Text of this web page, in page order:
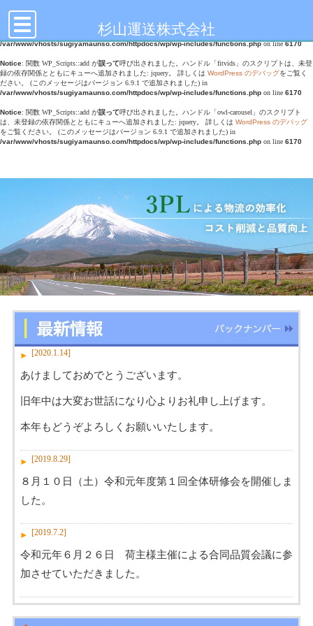
Notice: 関数 WP_Scripts::add が
未登録の依存関係とともにキューへ追加されました: jquery。 詳しくは
覧ください。 (このメッセージはバージョン 6.9.1 で追加されました) in
/var/www/vhosts/sugiyamaunso.com/httpdocs/wp/wp-includes/functions.phpon line6170
Notice: 関数 WP_Scripts::add が誤って呼び出されました。ハンドル「fitvids」のスクリプトは、未登
録の依存関係とともにキューへ追加されました: jquery。 詳しくは WordPress のデバッグをご覧く
ださい。 (このメッセージはバージョン 6.9.1 で追加されました) in
/var/www/vhosts/sugiyamaunso.com/httpdocs/wp/wp-includes/functions.php on line 6170
Notice: 関数 WP_Scripts::add が誤って呼び出されました。ハンドル「owl-carousel」のスクリプト
は、未登録の依存関係とともにキューへ追加されました: jquery。 詳しくは WordPress のデバッグ
をご覧ください。 (このメッセージはバージョン 6.9.1 で追加されました) in
/var/www/vhosts/sugiyamaunso.com/httpdocs/wp/wp-includes/functions.php on line 6170
杉山運送株式会社
toggle
navigation
[2020.1.14]
あけましておめでとうございます。
旧年中は大変お世話になり心よりお礼申し上げます。
本年もどうぞよろしくお願いいたします。
[2019.8.29]
８月１０日（土）令和元年度第１回全体研修会を開催しま
した。
[2019.7.2]
令和元年６月２６日 荷主様主催による合同品質会議に参
加させていただきました。